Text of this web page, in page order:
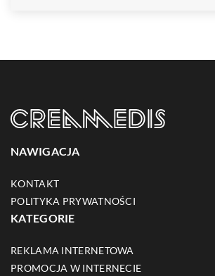
NAWIGACJA
KONTAKT
POLITYKA PRYWATNOŚCI
KATEGORIE
REKLAMA INTERNETOWA
PROMOCJA W INTERNECIE